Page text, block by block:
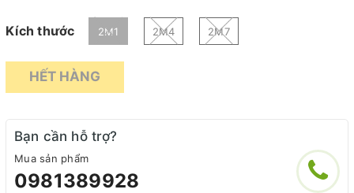
Kích thước 2M1 2M4 2M7
HẾT HÀNG
Bạn cần hỗ trợ?
Mua sản phẩm
0981389928